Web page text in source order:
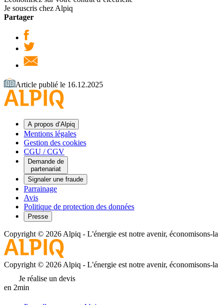
Je souscris chez Alpiq
Partager
Article publié le 16.12.2025
A propos d’Alpiq
Mentions légales
Gestion des cookies
CGU / CGV
Demande de
partenariat
Signaler une fraude
Parrainage
Avis
Politique de protection des données
Presse
Copyright © 2026 Alpiq - L'énergie est notre avenir, économisons-la
Copyright © 2026 Alpiq - L'énergie est notre avenir, économisons-la
Je réalise un devis
en 2min